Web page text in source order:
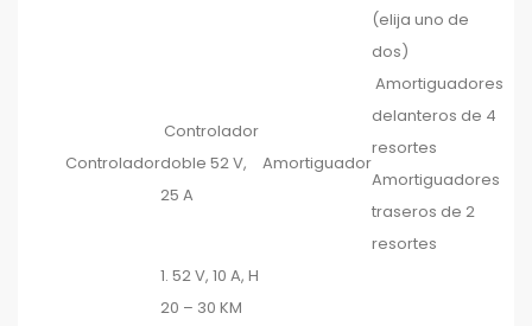
(elija uno de
dos)
Controlador
Controlador
doble 52 V,
25 A
Amortiguador
Amortiguadores
delanteros de 4
resortes
Amortiguadores
traseros de 2
resortes
1. 52 V, 10 A, H
20 – 30 KM